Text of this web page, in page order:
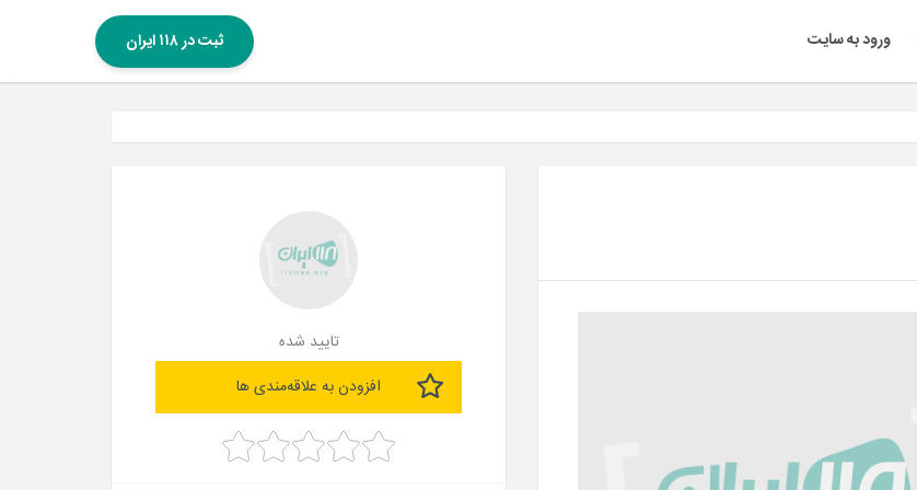
ورود به سایت ثبت در ۱۱۸ ایران
تایید شده
افزودن به علاقه‌مندی ها